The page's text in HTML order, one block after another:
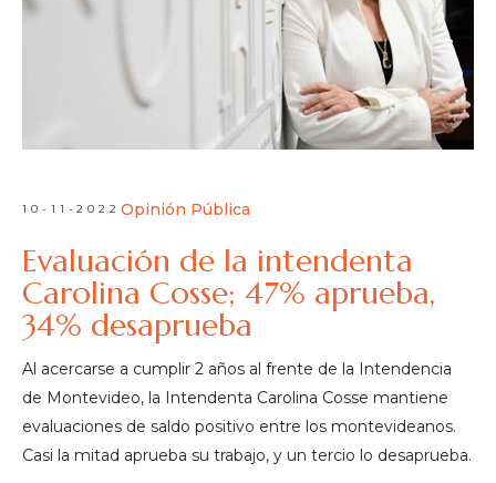
10-11-2022Opinión Pública
Evaluación de la intendenta
Carolina Cosse; 47% aprueba,
34% desaprueba
Al acercarse a cumplir 2 años al frente de la Intendencia
de Montevideo, la Intendenta Carolina Cosse mantiene
evaluaciones de saldo positivo entre los montevideanos.
Casi la mitad aprueba su trabajo, y un tercio lo desaprueba.